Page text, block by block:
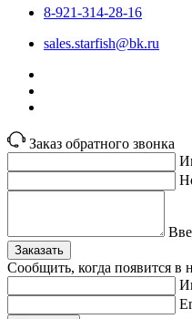
8-921-314-28-16
sales.starfish@bk.ru
Заказ обратного звонка
Заказать
Сообщить, когда появится в